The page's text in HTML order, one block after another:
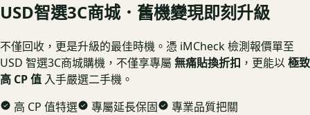
USD智選3C商城．舊機變現即刻升級
不僅回收，更是升級的最佳時機。憑 iMCheck 檢測報價單至
USD 智選3C商城購機，不僅享專屬 無痛貼換折扣 ，更能以極致
高 CP 值 入手嚴選二手機。
高 CP 值特選
專屬延長保固
專業品質把關